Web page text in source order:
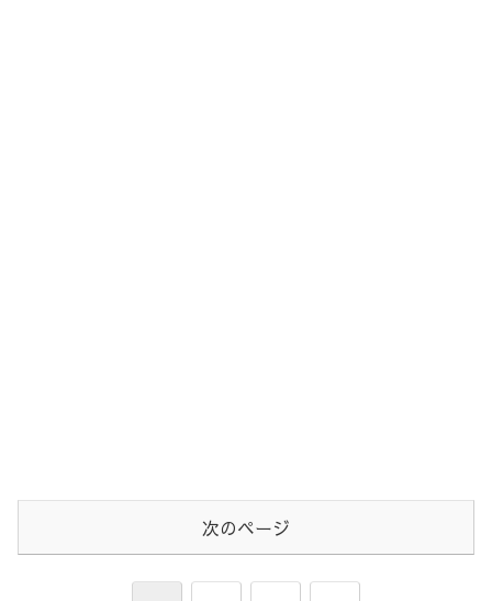
次のページ